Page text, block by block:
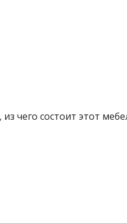
чего состоит этот